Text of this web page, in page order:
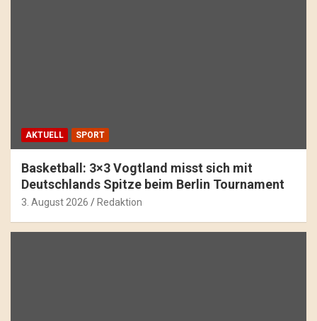
AKTUELL SPORT
Basketball: 3×3 Vogtland misst sich mit
Deutschlands Spitze beim Berlin Tournament
3. August 2026 Redaktion